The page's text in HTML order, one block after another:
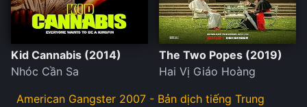
Kid Cannabis (2014)
Nhóc Cần Sa
The Two Popes (2019)
Hai Vị Giáo Hoàng
American Gangster 2007 - Bản dịch tiếng Trung